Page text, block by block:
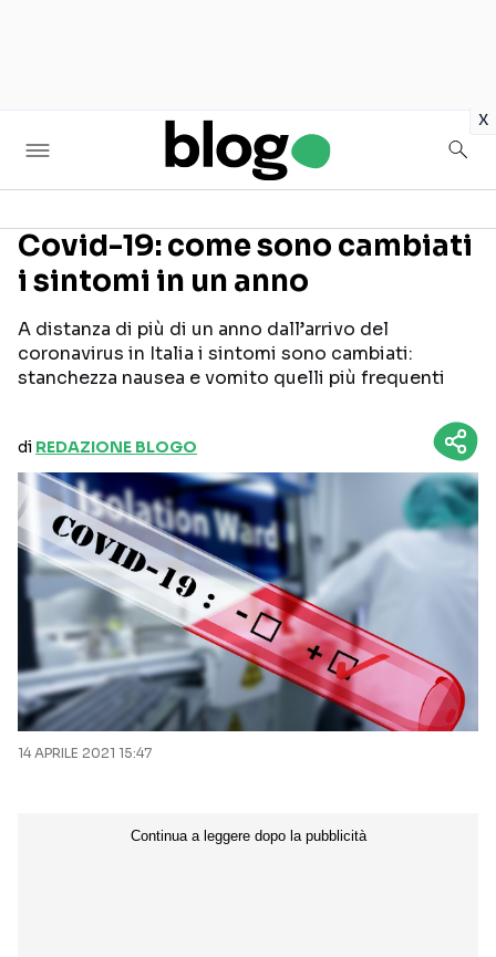
x
Seguici sui social
Covid-19: come sono cambiati
i sintomi in un anno
A distanza di più di un anno dall’arrivo del
coronavirus in Italia i sintomi sono cambiati:
stanchezza nausea e vomito quelli più frequenti
di REDAZIONE BLOGO
14 APRILE 2021 15:47